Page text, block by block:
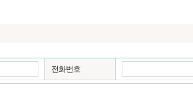
전화번호